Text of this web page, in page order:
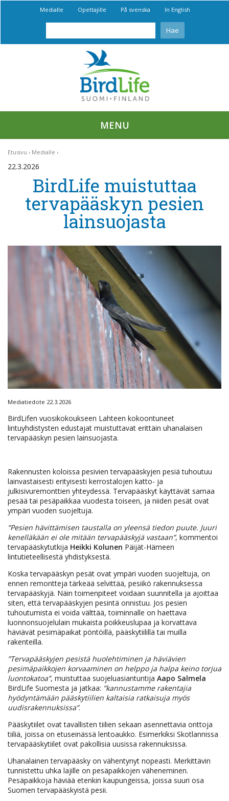
Medialle Opettajille På svenska In English
MENU
Etusivu Medialle
22.3.2026
BirdLife muistuttaa
tervapääskyn pesien
lainsuojasta
Mediatiedote 22.3.2026
BirdLifen vuosikokoukseen Lahteen kokoontuneet
lintuyhdistysten edustajat muistuttavat erittäin uhanalaisen
tervapääskyn pesien lainsuojasta.
Rakennusten koloissa pesivien tervapääskyjen pesiä tuhoutuu
lainvastaisesti erityisesti kerrostalojen katto- ja
julkisivuremonttien yhteydessä. Tervapääskyt käyttävät samaa
pesää tai pesäpaikkaa vuodesta toiseen, ja niiden pesät ovat
ympäri vuoden suojeltuja.
”Pesien hävittämisen taustalla on yleensä tiedon puute. Juuri
kenelläkään ei ole mitään tervapääskyjä vastaan”, kommentoi
tervapääskytutkija Heikki Kolunen Päijät-Hämeen
lintutieteellisestä yhdistyksestä.
Koska tervapääskyn pesät ovat ympäri vuoden suojeltuja, on
ennen remontteja tärkeää selvittää, pesiikö rakennuksessa
tervapääskyjä. Näin toimenpiteet voidaan suunnitella ja ajoittaa
siten, että tervapääskyjen pesintä onnistuu. Jos pesien
tuhoutumista ei voida välttää, toiminnalle on haettava
luonnonsuojelulain mukaista poikkeuslupaa ja korvattava
häviävät pesimäpaikat pöntöillä, pääskytiilillä tai muilla
rakenteilla.
”Tervapääskyjen pesistä huolehtiminen ja häviävien
pesimäpaikkojen korvaaminen on helppo ja halpa keino torjua
luontokatoa”, muistuttaa suojeluasiantuntija Aapo Salmela
BirdLife Suomesta ja jatkaa: ”kannustamme rakentajia
hyödyntämään pääskytiilien kaltaisia ratkaisuja myös
uudisrakennuksissa”.
Pääskytiilet ovat tavallisten tiilien sekaan asennettavia onttoja
tiiliä, joissa on etuseinässä lentoaukko. Esimerkiksi Skotlannissa
tervapääskytiilet ovat pakollisia uusissa rakennuksissa.
Uhanalainen tervapääsky on vähentynyt nopeasti. Merkittävin
tunnistettu uhka lajille on pesäpaikkojen väheneminen.
Pesäpaikkoja häviää etenkin kaupungeissa, joissa suuri osa
Suomen tervapääskyistä pesii.